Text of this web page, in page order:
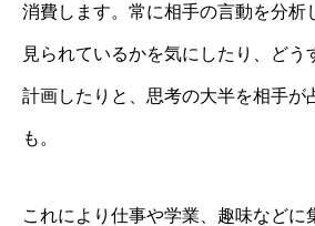
消費します。常に相手の言動を分析
見られているかを気にしたり、どう
計画したりと、思考の大半を相手が
も。
これにより仕事や学業、趣味などに